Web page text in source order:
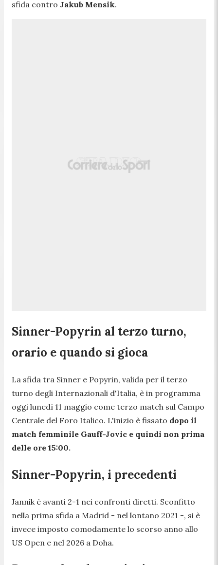
sfida contro Jakub Mensik.
Sinner-Popyrin al terzo turno,
orario e quando si gioca
La sfida tra Sinner e Popyrin, valida per il terzo
turno degli Internazionali d'Italia, è in programma
oggi lunedì 11 maggio come terzo match sul Campo
Centrale del Foro Italico. L'inizio è fissato dopo il
match femminile Gauff-Jovic e quindi non prima
delle ore 15:00.
Sinner-Popyrin, i precedenti
Jannik è avanti 2-1 nei confronti diretti. Sconfitto
nella prima sfida a Madrid - nel lontano 2021 -, si è
invece imposto comodamente lo scorso anno allo
US Open e nel 2026 a Doha.